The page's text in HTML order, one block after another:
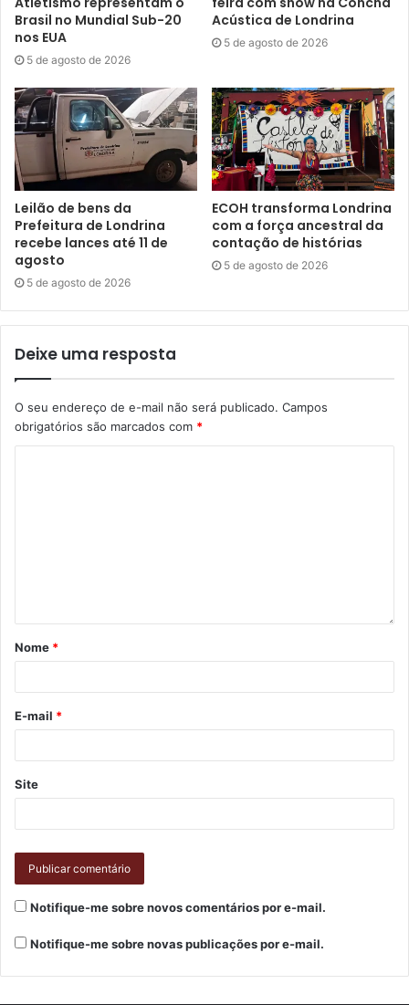
Além de diversas participações em antologias nacionais e
internacionais, entre os anos de 1999 e 2006, Germani foi
membro-correspondente da Academia Cachoeirense de
Letras, no Espírito Santo, e cofundador do Espaço Cultural,
jornal de artes e entretenimento sediado em Ibiporã.
Também é um dos fundadores da Poéticos – Comunidade
Digital de Literatura.
Texto: Gabriela Hirata, sob supervisão dos jornalistas do
Núcleo de Comunicação (N.Com) da Prefeitura de
Londrina.
Etiquetas Biblioteca Pública Municipal
cultura afro-brasileira
Brasil no Mundial Sub-20
nos EUA
5 de agosto de 2026
Acústica de Londrina
5 de agosto de 2026
Leilão de bens da
Prefeitura de Londrina
recebe lances até 11 de
agosto
5 de agosto de 2026
ECOH transforma Londrina
com a força ancestral da
contação de histórias
5 de agosto de 2026
Deixe uma resposta
O seu endereço de e-mail não será publicado. Campos
obrigatórios são marcados com *
Nome *
E-mail *
Site
Notifique-me sobre novos comentários por e-mail.
Notifique-me sobre novas publicações por e-mail.